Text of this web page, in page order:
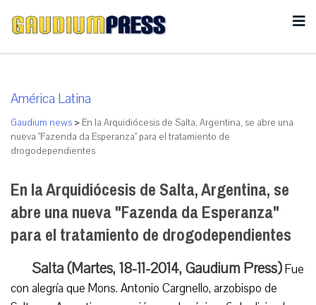
América Latina
Gaudium news > En la Arquidiócesis de Salta, Argentina, se abre una
nueva "Fazenda da Esperanza" para el tratamiento de
drogodependientes
En la Arquidiócesis de Salta, Argentina, se
abre una nueva "Fazenda da Esperanza"
para el tratamiento de drogodependientes
Salta (Martes, 18-11-2014, Gaudium Press)Fue
con alegría que Mons. Antonio Cargnello, arzobispo de